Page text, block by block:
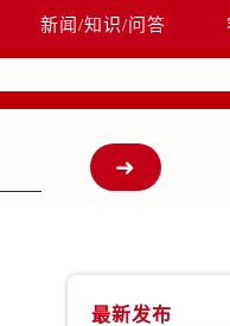
新闻/知识/问答
最新发布